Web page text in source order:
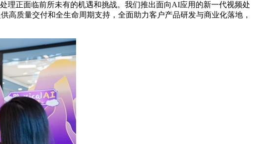
理正面临前所未有的机遇和挑战。我们推出面向AI应用的新一代视频处
质量交付和全生命周期支持，全面助力客户产品研发与商业化落地，